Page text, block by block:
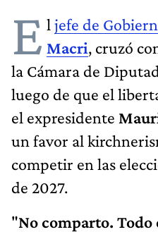
E l jefe de
Macri, cruzó
la Cámara de
luego de que el
el expresidente
un favor al
competir en las
de 2027.
"No comparto.